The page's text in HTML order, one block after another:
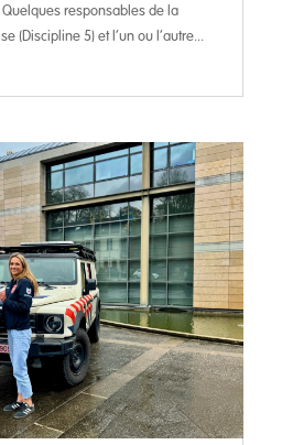
responsables de la
(Discipline 5) et l’un ou l’autre...